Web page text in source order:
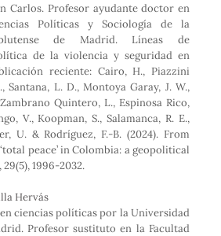
Carlos. Profesor ayudante doctor en
Políticas y Sociología de la
de Madrid. Líneas de
de la violencia y seguridad en
reciente: Cairo, H., Piazzini
Santana, L. D., Montoya Garay, J. W.,
Quintero, L., Espinosa Rico,
V., Koopman, S., Salamanca, R. E.,
U. & Rodríguez, F.-B. (2024). From
peace’ in Colombia: a geopolitical
1996-2032.
Hervás
ciencias políticas por la Universidad
Profesor sustituto en la Facultad